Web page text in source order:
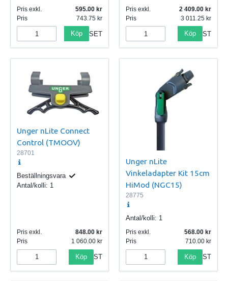
Pris exkl.
595.00
Pris
743.75
Köp SET
Pris exkl.
2 409.00
Pris
3 011.25
Köp ST
Unger nLite Connect
Control (TMOOV)
28701
Beställningsvara
Antal/kolli: 1
Pris exkl.
848.00
Pris
1 060.00
Köp ST
Unger nLite
Vinkeladapter Kit 15cm
HiMod (NGC15)
28775
Antal/kolli: 1
Pris exkl.
568.00
Pris
710.00
Köp ST